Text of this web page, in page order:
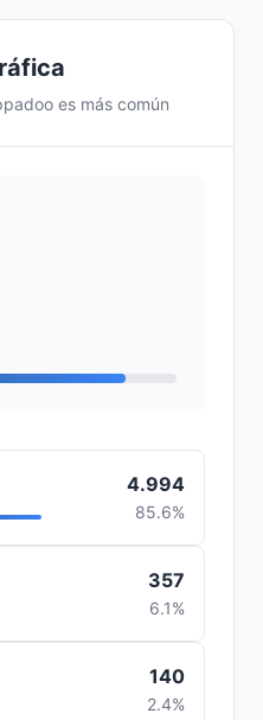
es más común
4.994
85.6%
357
6.1%
140
2.4%